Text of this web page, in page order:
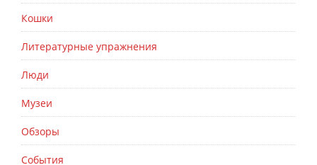
Кошки
Литературные упражнения
Люди
Музеи
Обзоры
События